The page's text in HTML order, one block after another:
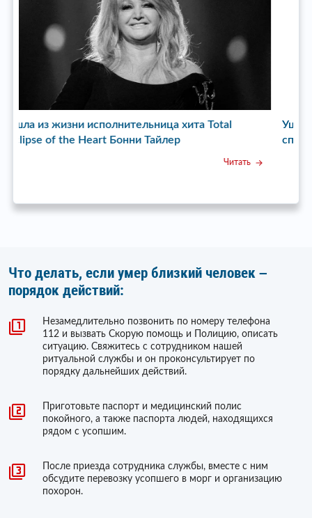
Ушел из жизни режиссер сериала «Пока станица
спит» Бата Недич
Читать
Что делать, если умер близкий человек –
порядок действий:
Незамедлительно позвонить по номеру телефона
112 и вызвать Скорую помощь и Полицию, описать
ситуацию. Свяжитесь с сотрудником нашей
ритуальной службы и он проконсультирует по
порядку дальнейших действий.
Приготовьте паспорт и медицинский полис
покойного, а также паспорта людей, находящихся
рядом с усопшим.
После приезда сотрудника службы, вместе с ним
обсудите перевозку усопшего в морг и организацию
похорон.